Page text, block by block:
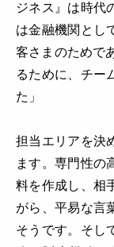
ジネス』は時代
は金融機関とし
客さまのためで
るために、チー
た」
担当エリアを決
ます。専門性の
料を作成し、相
がら、平易な言
そうです。そし